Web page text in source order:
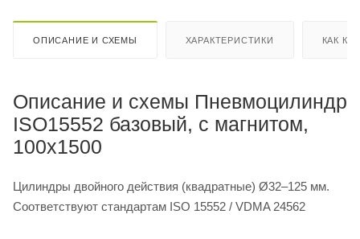
ОПИСАНИЕ И СХЕМЫ ХАРАКТЕРИСТИКИ КАК
Описание и схемы Пневмоцилиндр
ISO15552 базовый, с магнитом,
100x1500
Цилиндры двойного действия (квадратные) Ø32–125 мм.
Соответствуют стандартам ISO 15552 / VDMA 24562